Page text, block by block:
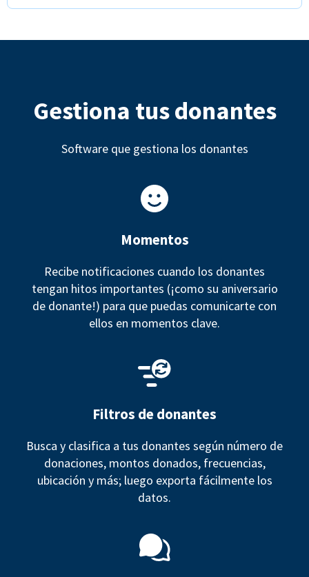
Gestiona tus donantes
Software que gestiona los donantes
Momentos
Recibe notificaciones cuando los donantes
tengan hitos importantes (¡como su aniversario
de donante!) para que puedas comunicarte con
ellos en momentos clave.
Filtros de donantes
Busca y clasifica a tus donantes según número de
donaciones, montos donados, frecuencias,
ubicación y más; luego exporta fácilmente los
datos.